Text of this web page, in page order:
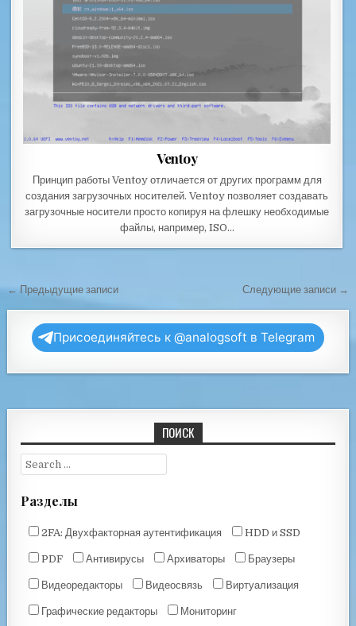
Ventoy
Принцип работы Ventoy отличается от других программ для
создания загрузочных носителей. Ventoy позволяет создавать
загрузочные носители просто копируя на флешку необходимые
файлы, например, ISO…
Навигация по записям
← Предыдущие записи Следующие записи →
Присоединяйтесь к @analogsoft в Telegram
ПОИСК
Разделы
2FA: Двухфакторная аутентификация HDD и SSD
PDF Антивирусы Архиваторы Браузеры
Видеоредакторы Видеосвязь Виртуализация
Графические редакторы Мониторинг